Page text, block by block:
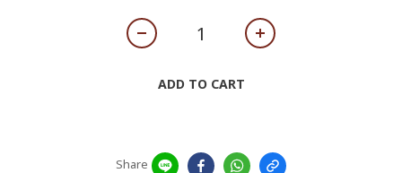
ADD TO CART
Share